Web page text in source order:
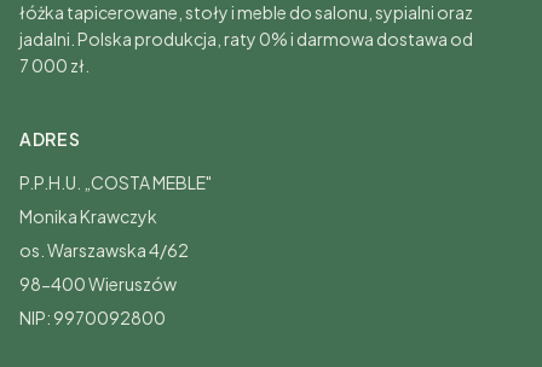
łóżka tapicerowane, stoły i meble do salonu, sypialni oraz
jadalni. Polska produkcja, raty 0% i darmowa dostawa od
7 000 zł.
ADRES
P.P.H.U. „COSTA MEBLE"
Monika Krawczyk
os. Warszawska 4/62
98-400 Wieruszów
NIP: 9970092800